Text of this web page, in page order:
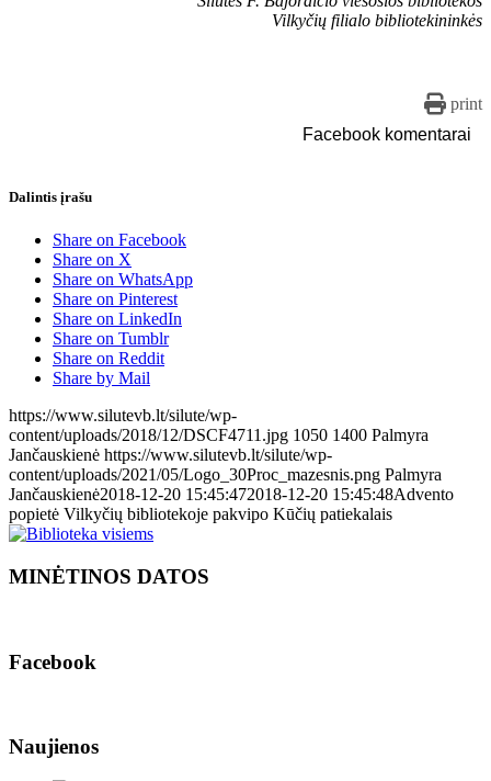
Vilkyčių filialo bibliotekininkės
print
Facebook komentarai
Dalintis įrašu
Share on Facebook
Share on X
Share on WhatsApp
Share on Pinterest
Share on LinkedIn
Share on Tumblr
Share on Reddit
Share by Mail
https://www.silutevb.lt/silute/wp-
content/uploads/2018/12/DSCF4711.jpg 1050 1400 Palmyra
Jančauskienė https://www.silutevb.lt/silute/wp-
content/uploads/2021/05/Logo_30Proc_mazesnis.png Palmyra
Jančauskienė2018-12-20 15:45:472018-12-20 15:45:48Advento
popietė Vilkyčių bibliotekoje pakvipo Kūčių patiekalais
MINĖTINOS DATOS
Facebook
Naujienos